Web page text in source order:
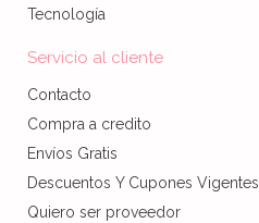
Tecnología
Servicio al cliente
Contacto
Compra a credito
Envíos Gratis
Descuentos Y Cupones Vigentes
Quiero ser proveedor